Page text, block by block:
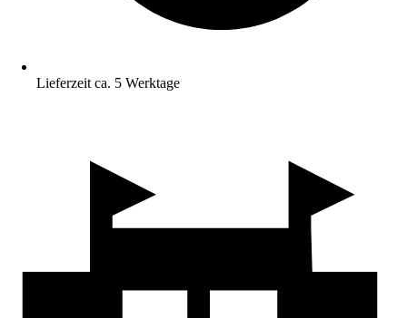
Lieferzeit ca. 5 Werktage